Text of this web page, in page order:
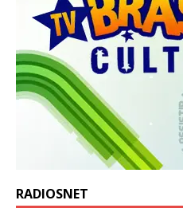
RADIOSNET